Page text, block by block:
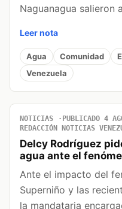
Naguanagua salieron
Leer nota
Agua Comunidad
Venezuela
NOTICIAS PUBLICADO 4
REDACCIÓN NOTICIAS
Delcy Rodríguez
agua ante el
Ante el impacto del
Superniño y las
la mandataria